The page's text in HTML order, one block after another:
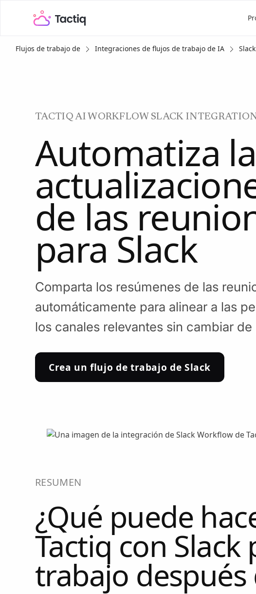
Flujos de trabajo de Integraciones de flujos de trabajo de IA Slack
TACTIQ AI WORKFLOW SLACK INTEGRATION
Automatiza
de las
para Slack
Comparta los resúmenes de las
automáticamente para alinear a las
los canales relevantes sin cambiar de
Crea un flujo de trabajo de Slack
RESUMEN
¿Qué puede
Tactiq con
trabajo